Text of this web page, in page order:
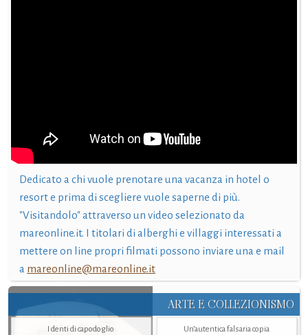
Dedicato a chi vuole prenotare una vacanza in hotel o
resort e prima di scegliere vuole saperne di più.
"Visitandolo" attraverso un video selezionato da
mareonline.it. I titolari di alberghi e villaggi interessati a
mettere on line propri filmati possono inviare una e mail
a mareonline@mareonline.it
ARTE E COLLEZIONISMO
I denti di capodoglio Un’autentica falsaria copia